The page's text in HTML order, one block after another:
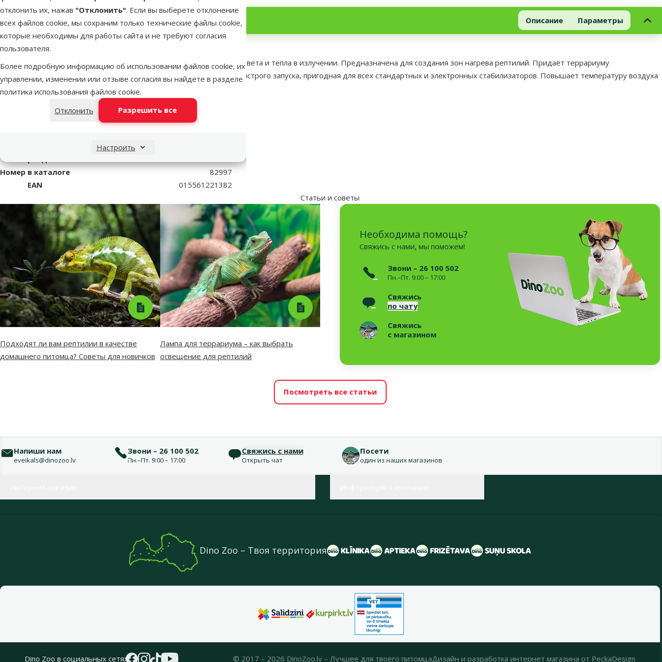
отклонить их, нажав "Отклонить". Если вы выберете отклонение
всех файлов cookie, мы сохраним только технические файлы cookie,
которые необходимы для работы сайта и не требуют согласия
пользователя.
Более подробную информацию об использовании файлов cookie, их
управлении, изменении или отзыве согласия вы найдете в разделе
политика использования файлов cookie.
Отклонить
Разрешить все
Настроить
Лампа для террариума -
Sun Glo Tight Beam 100W
Описание Параметры
superzoo.product.detail.content
Лампа для террариума - Sun Glo Tight Beam 100W - На 35% больше света и тепла в излучении. Предназначена для создания зон нагрева рептилий. Придаёт террариуму
естественный вид. Освежающий натуральный белый свет. Лампа быстрого запуска, пригодная для всех стандартных и электронных стабилизаторов. Повышает температуру воздуха
в террариуме. Стимулирует репродуктивное поведение
Номер в каталоге
82997
EAN
015561221382
Статьи и советы
Необходима помощь?
Свяжись с нами, мы поможем!
Звони – 26 100 502
Пн.–Пт. 9:00 – 17:00
Свяжись
по чату
Свяжись
с магазином
Подходят ли вам рептилии в качестве
домашнего питомца? Советы для новичков
Лампа для террариума – как выбрать
освещение для рептилий
Посмотреть все статьи
Напиши нам
eveikals@dinozoo.lv
Звони – 26 100 502
Пн.–Пт. 9:00 – 17:00
Свяжись с нами
Открыть чат
Посети
один из наших магазинов
Dino Zoo – Твоя территория
Dino Zoo в социальных сетях © 2017 – 2026 DinoZoo.lv – Лучшее для твоего питомцаДизайн и разработка интернет магазина от PeckaDesign